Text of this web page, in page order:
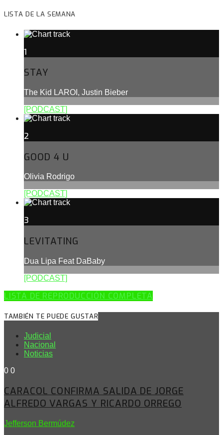
LISTA DE LA SEMANA
1
STAY
The Kid LAROI, Justin Bieber
[PODCAST]
2
GOOD 4 U
Olivia Rodrigo
[PODCAST]
3
LEVITATING
Dua Lipa Feat DaBaby
[PODCAST]
LISTA DE REPRODUCCIÓN COMPLETA
TAMBIÉN TE PUEDE GUSTAR
Judicial
Nacional
Noticias
0 0
CARACOL CONFIRMA SALIDA DE JORGE
ALFREDO VARGAS Y RICARDO ORREGO
Jefferson Bermúdez